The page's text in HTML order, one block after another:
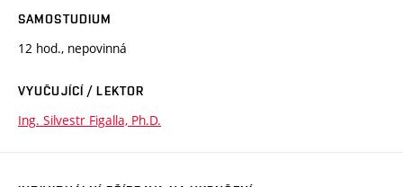
SAMOSTUDIUM
12 hod., nepovinná
VYUČUJÍCÍ / LEKTOR
Ing. Silvestr Figalla, Ph.D.